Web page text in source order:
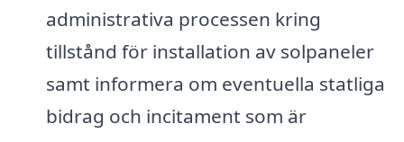
administrativa processen kring
tillstånd för installation av solpaneler
samt informera om eventuella statliga
bidrag och incitament som är